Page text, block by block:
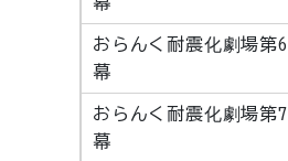
おらんく耐震化劇場第6
幕
おらんく耐震化劇場第7
幕